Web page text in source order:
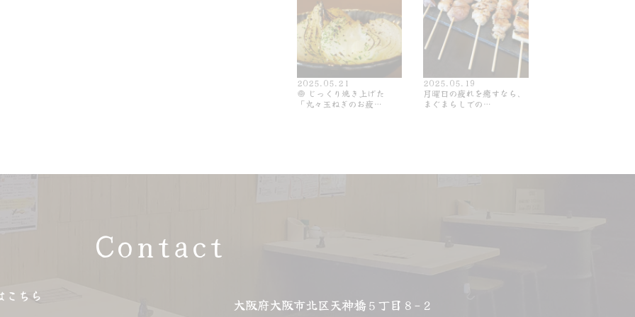
2025.05.21
🧅 じっくり焼き上げた
「丸々玉ねぎのお疲…
2025.05.19
月曜日の疲れを癒すなら、
まぐまらしでの…
Contact
こちら 大阪府大阪市北区天神橋５丁目８−２